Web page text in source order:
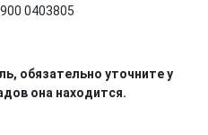
0403805
обязательно уточните у
она находится.